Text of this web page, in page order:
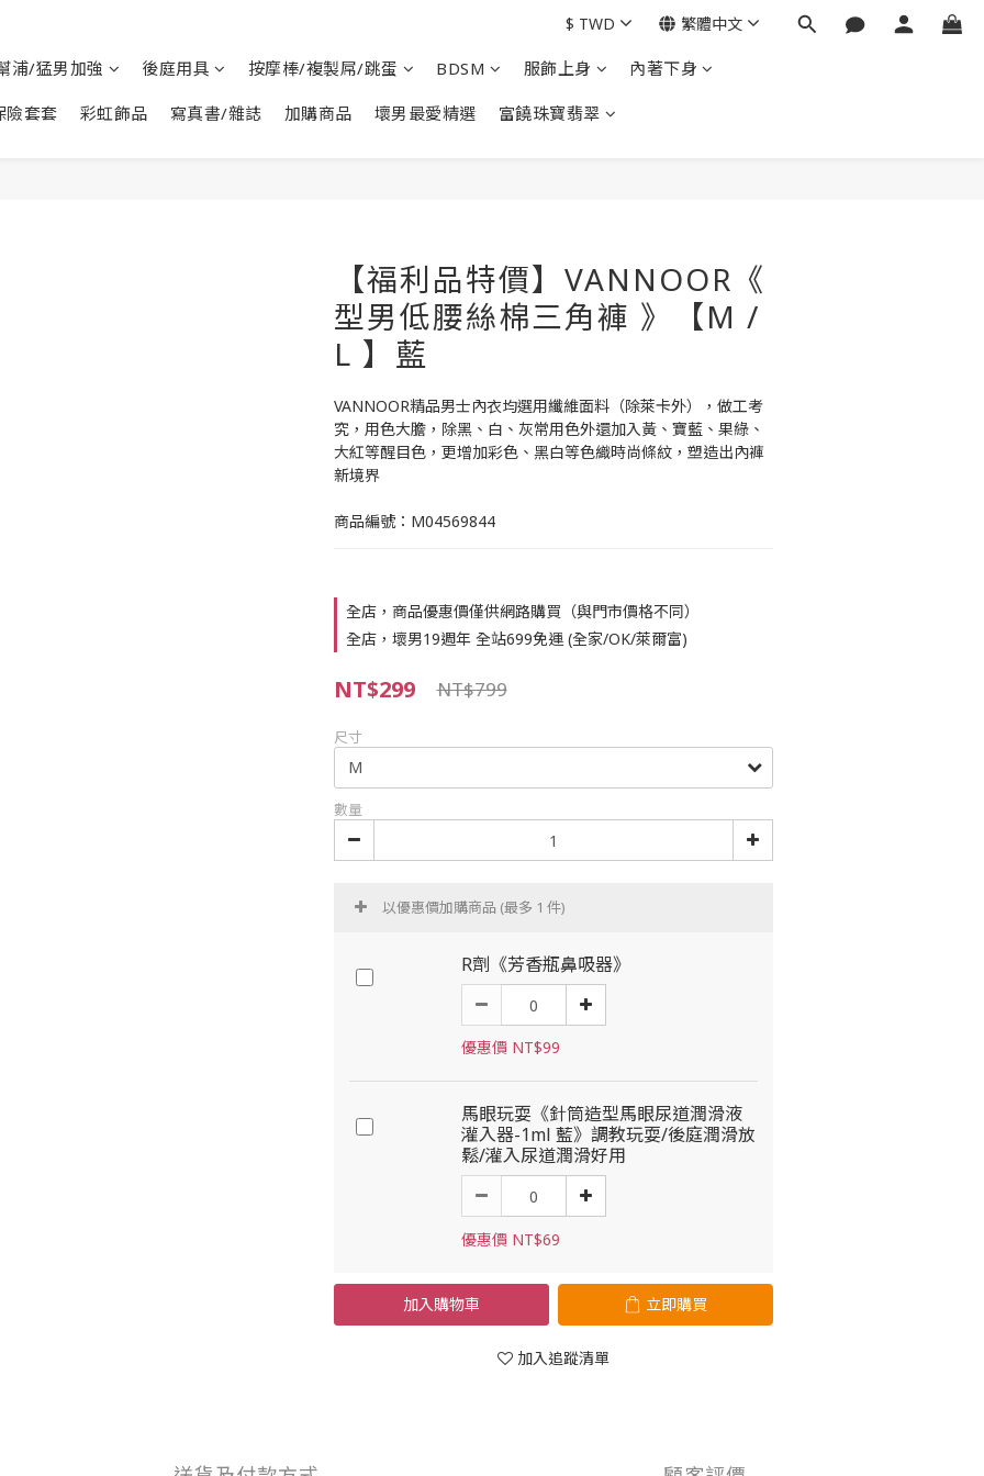
浦/猛男加強 後庭用具 按摩棒/複製屌/跳蛋 BDSM 服飾上身 內著下身
險套套 彩虹飾品 寫真書/雜誌 加購商品 壞男最愛精選 富饒珠寶翡翠
$ TWD 繁體中文
【福利品特價】VANNOOR《
型男低腰絲棉三角褲 》【M /
L 】藍
VANNOOR精品男士內衣均選用纖維面料（除萊卡外），做工考
究，用色大膽，除黑、白、灰常用色外還加入黃、寶藍、果綠、
大紅等醒目色，更增加彩色、黑白等色織時尚條紋，塑造出內褲
新境界
商品編號：M04569844
全店，商品優惠價僅供網路購買（與門市價格不同）
全店，壞男19週年 全站699免運 (全家/OK/萊爾富)
NT$299 NT$799
尺寸
數量
以優惠價加購商品 (最多 1 件)
R劑《芳香瓶鼻吸器》
優惠價 NT$99
馬眼玩耍《針筒造型馬眼尿道潤滑液
灌入器-1ml 藍》調教玩耍/後庭潤滑放
鬆/灌入尿道潤滑好用
優惠價 NT$69
加入購物車 立即購買
加入追蹤清單